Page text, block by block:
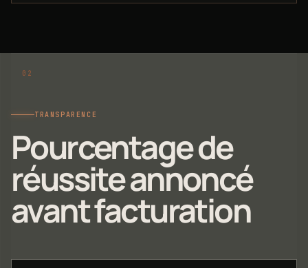
TRANSPARENCE
Pourcentage de
réussite annoncé
avant facturation